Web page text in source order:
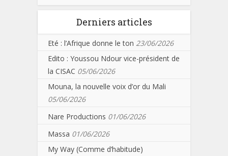
Derniers articles
Eté : l’Afrique donne le ton 23/06/2026
Edito : Youssou Ndour vice-président de
la CISAC 05/06/2026
Mouna, la nouvelle voix d’or du Mali
05/06/2026
Nare Productions 01/06/2026
Massa 01/06/2026
My Way (Comme d’habitude)